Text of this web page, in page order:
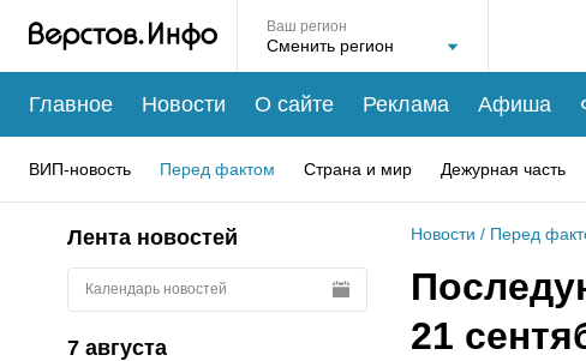
Ваш регион
Главное Новости О сайте Реклама Афиша
ВИП-новость Перед фактом Страна и мир Дежурная часть
Лента новостей
Календарь новостей
7 августа
Новости / Перед
21